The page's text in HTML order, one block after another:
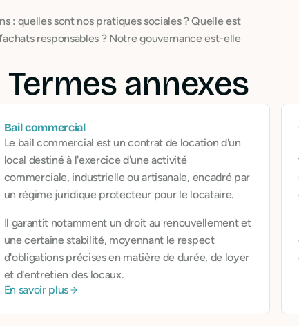
: quelles sont nos pratiques sociales ? Quelle est
responsables ? Notre gouvernance est-elle
Termes annexes
Bail commercial
Le bail commercial est un contrat de location d'un
local destiné à l'exercice d'une activité
commerciale, industrielle ou artisanale, encadré par
un régime juridique protecteur pour le locataire.
Il garantit notamment un droit au renouvellement et
une certaine stabilité, moyennant le respect
d'obligations précises en matière de durée, de loyer
et d'entretien des locaux.
En savoir plus